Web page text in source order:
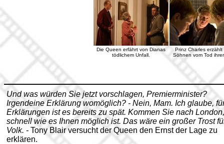
Die Queen erfährt von Dianas
tödlichem Unfall.
Prinz Charles erzählt
Söhnen vom Tod
Und was würden Sie jetzt vorschlagen, Premierminister?
Irgendeine Erklärung womöglich? - Nein, Mam. Ich glaube,
Erklärungen ist es bereits zu spät. Kommen Sie nach
schnell wie es Ihnen möglich ist. Das wäre ein großer Trost
Volk. - Tony Blair versucht der Queen den Ernst der Lage zu
erklären.